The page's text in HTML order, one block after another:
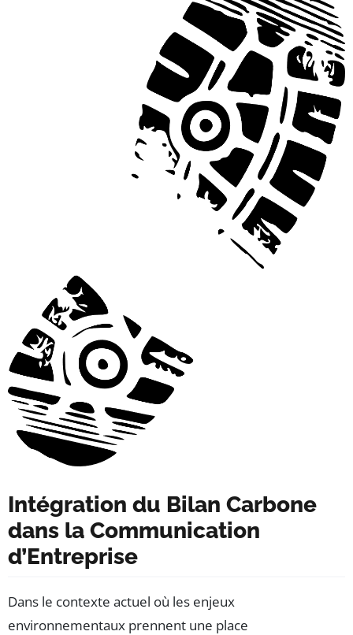
Intégration du Bilan Carbone
dans la Communication
d’Entreprise
Dans le contexte actuel où les enjeux
environnementaux prennent une place